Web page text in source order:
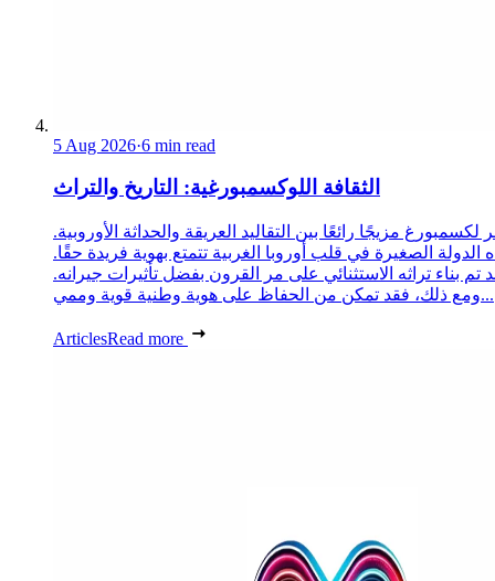
5 Aug 2026·6 min read
الثقافة اللوكسمبورغية: التاريخ والتراث
لكسمبورغ مزيجًا رائعًا بين التقاليد العريقة والحداثة الأوروبية.
الدولة الصغيرة في قلب أوروبا الغربية تتمتع بهوية فريدة حقًا.
تم بناء تراثه الاستثنائي على مر القرون بفضل تأثيرات جيرانه.
ومع ذلك، فقد تمكن من الحفاظ على هوية وطنية قوية وممي...
ArticlesRead more